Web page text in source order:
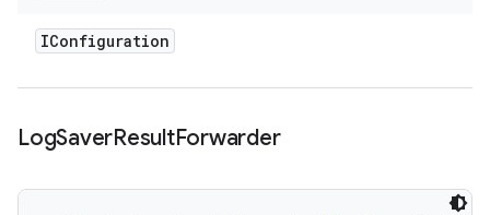
IConfiguration
LogSaverResultForwarder